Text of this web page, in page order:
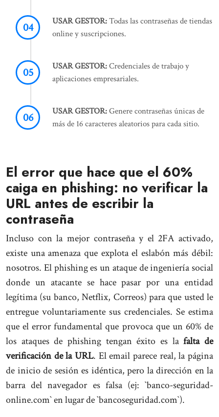
USAR GESTOR:Todas las contraseñas de tiendas
online y suscripciones.
USAR GESTOR:Credenciales de trabajo y
aplicaciones empresariales.
USAR GESTOR:Genere contraseñas únicas de
más de 16 caracteres aleatorios para cada sitio.
El error que hace que el 60%
caiga en phishing: no verificar la
URL antes de escribir la
contraseña
Incluso con la mejor contraseña y el 2FA activado,
existe una amenaza que explota el eslabón más débil:
nosotros. El phishing es un ataque de ingeniería social
donde un atacante se hace pasar por una entidad
legítima (su banco, Netflix, Correos) para que usted le
entregue voluntariamente sus credenciales. Se estima
que el error fundamental que provoca que un 60% de
los ataques de phishing tengan éxito es lafalta de
verificación de la URL. El email parece real, la página
de inicio de sesión es idéntica, pero la dirección en la
barra del navegador es falsa (ej: `banco-seguridad-
online.com` en lugar de `bancoseguridad.com`).